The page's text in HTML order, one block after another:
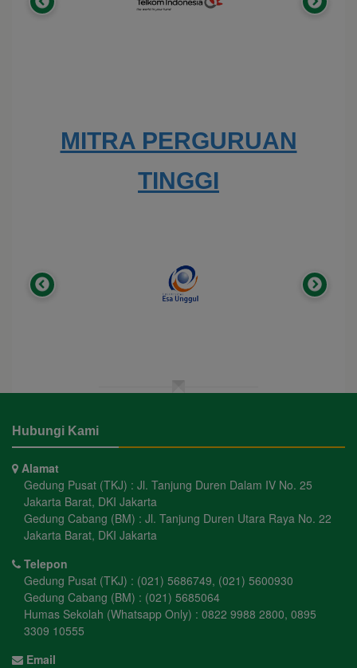
MITRA PERGURUAN
TINGGI
Hubungi Kami
Alamat
Gedung Pusat (TKJ) : Jl. Tanjung Duren Dalam IV No. 25
Jakarta Barat, DKI Jakarta
Gedung Cabang (BM) : Jl. Tanjung Duren Utara Raya No. 22
Jakarta Barat, DKI Jakarta
Telepon
Gedung Pusat (TKJ) : (021) 5686749, (021) 5600930
Gedung Cabang (BM) : (021) 5685064
Humas Sekolah (Whatsapp Only) : 0822 9988 2800, 0895
3309 10555
Email